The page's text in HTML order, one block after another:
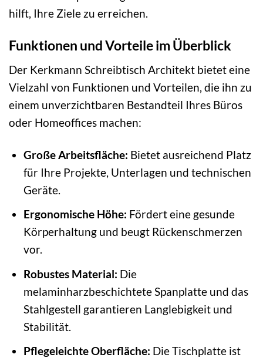
hilft, Ihre Ziele zu erreichen.
Funktionen und Vorteile im Überblick
Der Kerkmann Schreibtisch Architekt bietet eine
Vielzahl von Funktionen und Vorteilen, die ihn zu
einem unverzichtbaren Bestandteil Ihres Büros
oder Homeoffices machen:
Große Arbeitsfläche: Bietet ausreichend Platz
für Ihre Projekte, Unterlagen und technischen
Geräte.
Ergonomische Höhe: Fördert eine gesunde
Körperhaltung und beugt Rückenschmerzen
vor.
Robustes Material: Die
melaminharzbeschichtete Spanplatte und das
Stahlgestell garantieren Langlebigkeit und
Stabilität.
Pflegeleichte Oberfläche: Die Tischplatte ist